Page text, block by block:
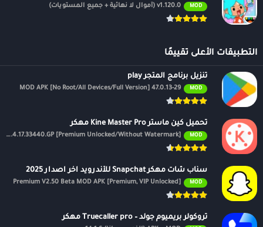
MOD v1.120.0 (أموال لا نهائية + جميع المستويات)
التطبيقات الأعلى تقييمًا
تنزيل برنامج المتجر play
MOD
47.0.13-29 MOD APK [No Root/All Devices/Full Version]
تحميل كين ماستر Kine Master Pro مهكر
MOD
APK v7.4.17.33440.GP [Premium Unlocked/Without Watermark]
سناب شات مهكر Snapchat للأندرويد اخر اصدار 2025
MOD
Premium V2.50 Beta MOD APK [Premium, VIP Unlocked]
تروكولر بريميوم جولد – Truecaller pro مهكر